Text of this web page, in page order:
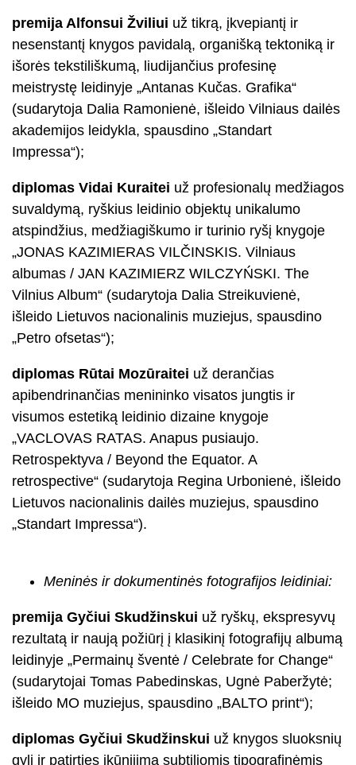
premija Alfonsui Žviliui už tikrą, įkvepiantį ir
nesenstantį knygos pavidalą, organišką tektoniką ir
išorės tekstiliškumą, liudijančius profesinę
meistrystę leidinyje „Antanas Kučas. Grafika“
(sudarytoja Dalia Ramonienė, išleido Vilniaus dailės
akademijos leidykla, spausdino „Standart
Impressa“);
diplomas Vidai Kuraitei už profesionalų medžiagos
suvaldymą, ryškius leidinio objektų unikalumo
atspindžius, medžiagiškumo ir turinio ryšį knygoje
„JONAS KAZIMIERAS VILČINSKIS. Vilniaus
albumas / JAN KAZIMIERZ WILCZYŃSKI. The
Vilnius Album“ (sudarytoja Dalia Streikuvienė,
išleido Lietuvos nacionalinis muziejus, spausdino
„Petro ofsetas“);
diplomas Rūtai Mozūraitei už derančias
apibendrinančias menininko visatos jungtis ir
visumos estetiką leidinio dizaine knygoje
„VACLOVAS RATAS. Anapus pusiaujo.
Retrospektyva / Beyond the Equator. A
retrospective“ (sudarytoja Regina Urbonienė, išleido
Lietuvos nacionalinis dailės muziejus, spausdino
„Standart Impressa“).
Meninės ir dokumentinės fotografijos leidiniai:
premija Gyčiui Skudžinskui už ryškų, ekspresyvų
rezultatą ir naują požiūrį į klasikinį fotografijų albumą
leidinyje „Permainų šventė / Celebrate for Change“
(sudarytojai Tomas Pabedinskas, Ugnė Paberžytė;
išleido MO muziejus, spausdino „BALTO print“);
diplomas Gyčiui Skudžinskui už knygos sluoksnių
gylį ir patirties įkūnijimą subtiliomis tipografinėmis